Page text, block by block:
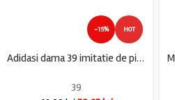
-15% HOT
Adidasi dama 39 imitatie de piele , alb rosu
39